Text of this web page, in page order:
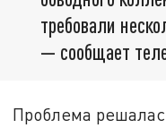
требовали
— сообщает
Проблема